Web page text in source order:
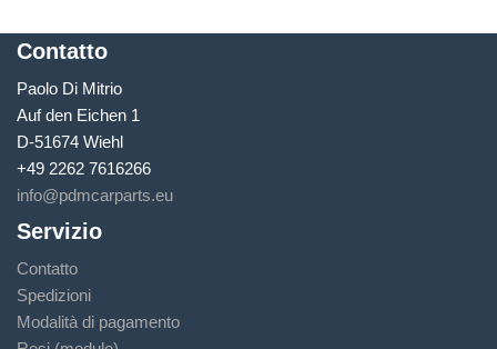
Contatto
Paolo Di Mitrio
Auf den Eichen 1
D-51674 Wiehl
+49 2262 7616266
info@pdmcarparts.eu
Servizio
Contatto
Spedizioni
Modalità di pagamento